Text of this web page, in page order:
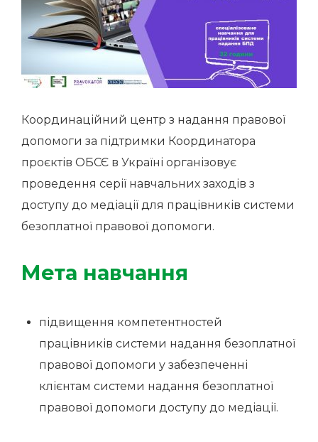
Координаційний центр з надання правової
допомоги за підтримки Координатора
проєктів ОБСЄ в Україні організовує
проведення серії навчальних заходів з
доступу до медіації для працівників системи
безоплатної правової допомоги.
Мета навчання
підвищення компетентностей
працівників системи надання безоплатної
правової допомоги у забезпеченні
клієнтам системи надання безоплатної
правової допомоги доступу до медіації.